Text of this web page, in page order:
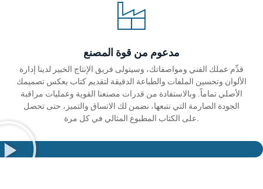
مدعوم من قوة المصنع
قدِّم عملك الفني ومواصفاتك، وسيتولى فريق الإنتاج الخبير لدينا إدارة
الألوان وتحسين الملفات والطباعة الدقيقة لتقديم كتاب يعكس تصميمك
الأصلي تماماً. وبالاستفادة من قدرات مصنعنا القوية وعمليات مراقبة
الجودة الصارمة التي نتبعها، نضمن لك الاتساق والتميز، حتى تحصل
على الكتاب المطبوع المثالي في كل مرة.